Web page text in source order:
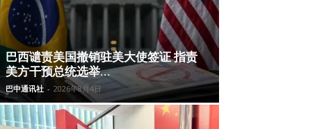
巴西谴责美国撤销驻美大使签证 指责
美方干预总统选举...
巴中通讯社 - 2026年8月4日